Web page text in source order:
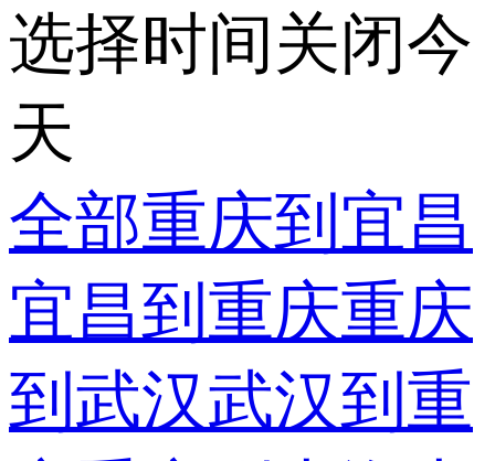
选择时间 关闭今
天
全部重庆到宜昌
宜昌到重庆重庆
到武汉武汉到重